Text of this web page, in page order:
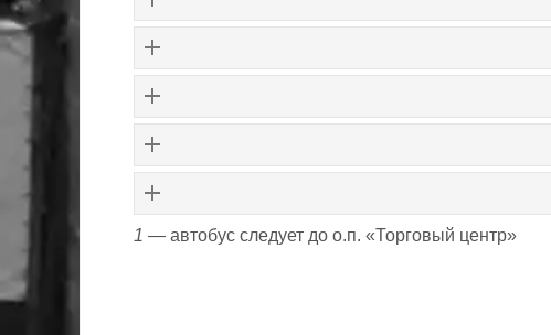
1 — автобус следует до о.п. «Торговый центр»